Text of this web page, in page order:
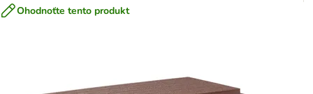
Ohodnoťte tento produkt